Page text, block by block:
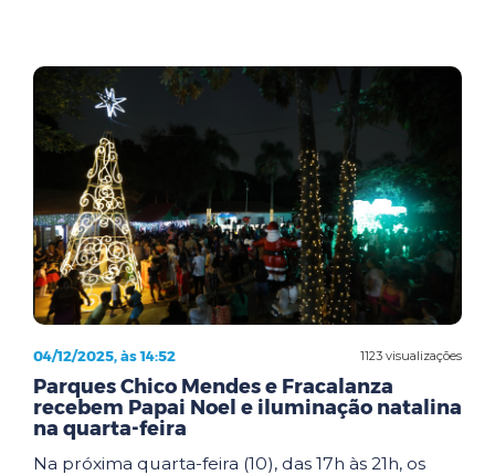
1123 visualizações
04/12/2025, às 14:52
Parques Chico Mendes e Fracalanza
recebem Papai Noel e iluminação natalina
na quarta-feira
Na próxima quarta-feira (10), das 17h às 21h, os